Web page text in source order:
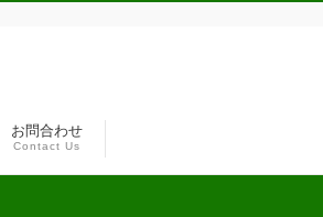
お問合わせ
Contact Us